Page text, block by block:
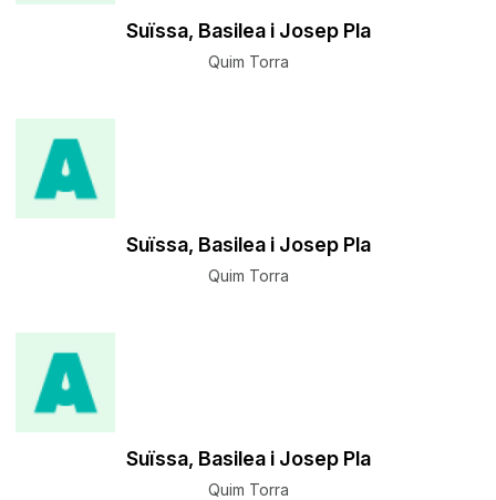
Suïssa, Basilea i Josep Pla
Quim Torra
Suïssa, Basilea i Josep Pla
Quim Torra
Suïssa, Basilea i Josep Pla
Quim Torra